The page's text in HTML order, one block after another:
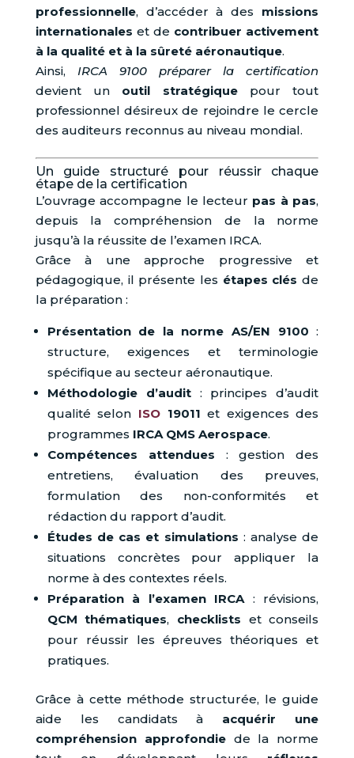
professionnelle, d’accéder à des missions
internationales et de contribuer activement
à la qualité et à la sûreté aéronautique.
Ainsi, IRCA 9100 préparer la certification
devient un outil stratégiquepour tout
professionnel désireux de rejoindre le cercle
des auditeurs reconnus au niveau mondial.
Un guide structuré pour réussir chaque
étape de la certification
L’ouvrage accompagne le lecteur pas à pas,
depuis la compréhension de la norme
jusqu’à la réussite de l’examen IRCA.
Grâce à une approche progressive et
pédagogique, il présente les étapes clés de
la préparation :
Présentation de la norme AS/EN 9100 :
structure, exigences et terminologie
spécifique au secteur aéronautique.
Méthodologie d’audit: principes d’audit
qualité selon ISO19011 et exigences des
programmes IRCA QMS Aerospace.
Compétences attendues : gestion des
entretiens, évaluation des preuves,
formulation des non-conformités et
rédaction du rapport d’audit.
Études de cas et simulations : analyse de
situations concrètes pour appliquer la
norme à des contextes réels.
Préparation à l’examen IRCA : révisions,
QCM thématiques, checklists et conseils
pour réussir les épreuves théoriques et
pratiques.
Grâce à cette méthode structurée, le guide
aide les candidats à acquérir une
compréhension approfondiede la norme